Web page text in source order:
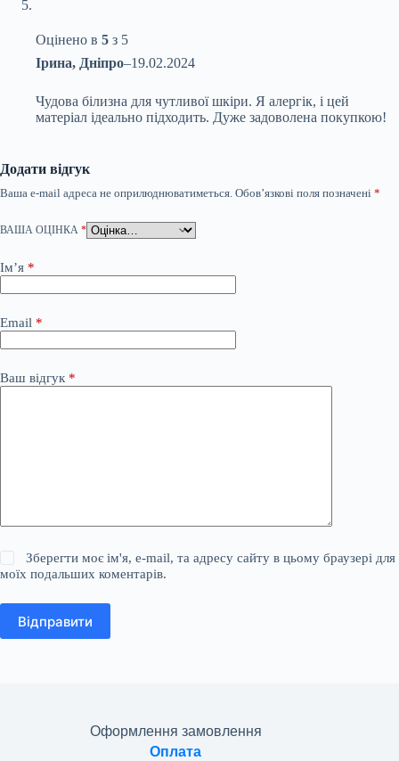
Оцінено в 5 з 5
Ірина, Дніпро–19.02.2024
Чудова білизна для чутливої шкіри. Я алергік, і цей
матеріал ідеально підходить. Дуже задоволена покупкою!
Додати відгук
Ваша e-mail адреса не оприлюднюватиметься. Обов’язкові поля позначені *
ВАША ОЦІНКА *
Ім’я *
Email *
Ваш відгук *
Зберегти моє ім'я, e-mail, та адресу сайту в цьому браузері для
моїх подальших коментарів.
Відправити
Оформлення замовлення
Оплата